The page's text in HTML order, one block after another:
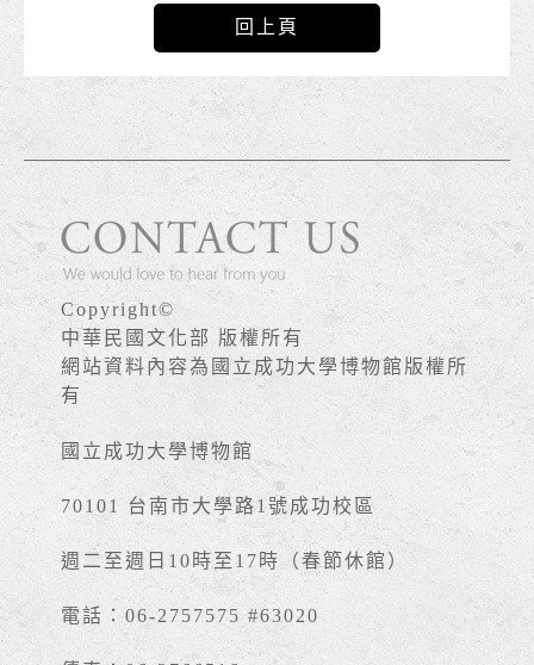
回上頁
Copyright©
中華民國文化部 版權所有
網站資料內容為國立成功大學博物館版權所
有
國立成功大學博物館
70101 台南市大學路1號成功校區
週二至週日10時至17時（春節休館）
電話：06-2757575 #63020